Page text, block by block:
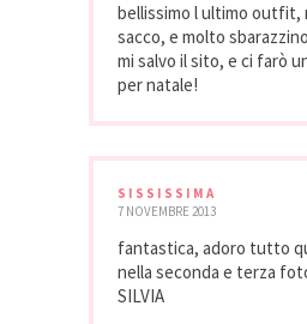
bellissimo l ultimo outfit,
sacco, e molto
mi salvo il sito, e ci farò
per natale!
SISSISSIMA
7 NOVEMBRE 2013
fantastica, adoro tutto
nella seconda e terza
SILVIA